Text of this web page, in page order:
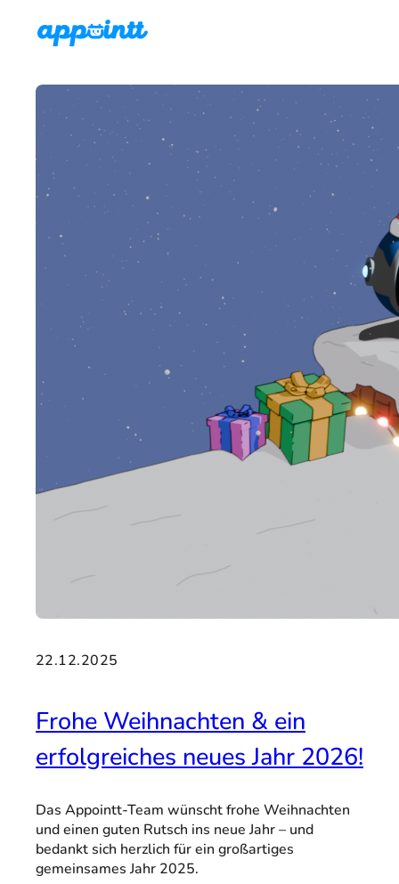
22.12.2025
Frohe Weihnachten & ein
erfolgreiches neues Jahr 2026!
Das Appointt-Team wünscht frohe Weihnachten
und einen guten Rutsch ins neue Jahr – und
bedankt sich herzlich für ein großartiges
gemeinsames Jahr 2025.